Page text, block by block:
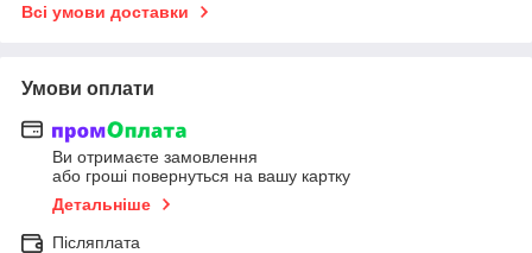
Всі умови доставки
Умови оплати
Ви отримаєте замовлення
або гроші повернуться на вашу картку
Детальніше
Післяплата